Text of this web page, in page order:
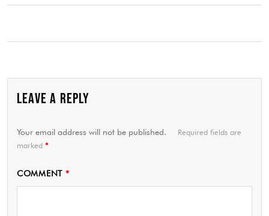
LEAVE A REPLY
Your email address will not be published.
Required fields are
marked *
COMMENT *